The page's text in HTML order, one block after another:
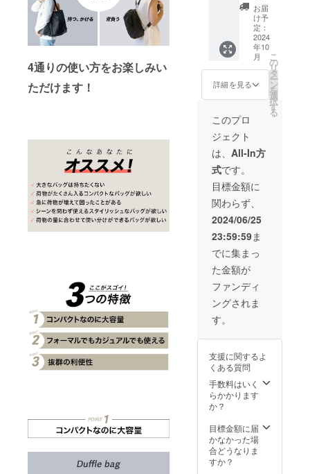
4通りの使い方をお楽しみい
ただけます！
可能性
がござ
いま
す。 ※
ご支援
者さま
の数が
想定を
合、製
上の都
合等に
より出
荷時期
が遅れ
る場合
がござ
いま
想定を
上回る
皆様か
らご支
援を頂
き、量
産体制
せるこ
とがで
きた場
合、一
般販売
価格が
回る可
能性が
ござい
に関す
る返
品・返
金はお
受けい
たしか
ねま
す。 ※
のた
め、デ
ザイ
ン・カ
ラー・
素材な
どの仕
様が一
部変更
になる
可能性
がござ
いま
す。 ※
ご支援
者さま
の数が
想定を
合、製
上の都
合等に
より出
荷時期
がござ
いま
す。 ※
× 1点
＜限定
250名様
販売予
定価格
16,880
円 (税・
送料込)
× 1点 の
5%OFF
※国内の
み ※配
送時
期:2024
年10月
頃予定
※初期不
良以外
に関す
る返
品・返
金はお
受けい
たしか
ねま
す。 ※
開発中
め、デ
ン・カ
ラー・
素材な
どの仕
様が一
になる
可能性
がござ
いま
お届
け予
定：
2024
年10
月
詳細を見る
こ
の
リ
タ
ー
ン
を
選
択
す
る
このプロ
ジェクト
は、 All-In方
式です。
目標金額に
関わらず、
2024/06/25
23:59:59ま
でに集まっ
た金額が
ファンディ
ングされま
す。
支援に関するよ
くある質問
手数料はいく
らかかります
か？
目標金額に届
かなかった場
合どうなりま
すか？